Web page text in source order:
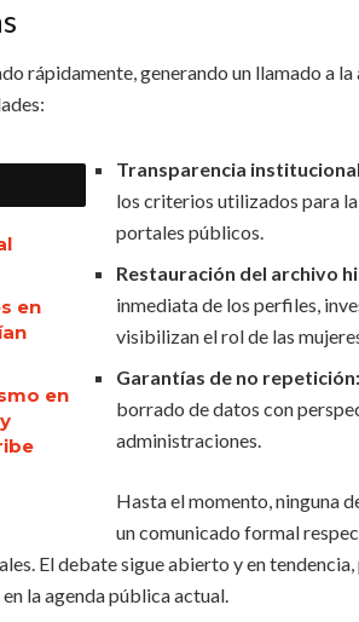
rápidamente, generando un llamado a
en
en
Transparencia
los criterios utilizados para
portales públicos.
Restauración del archivo
inmediata de los perfiles,
visibilizan el rol de las
Garantías de no repetición:
borrado de datos con
administraciones.
Hasta el momento, ninguna
un comunicado formal
El debate sigue abierto y en
la agenda pública actual.